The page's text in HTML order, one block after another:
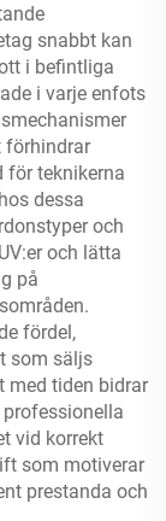
snabbt kan
i befintliga
i varje enfots
förhindrar
för teknikerna
dessa
och
och lätta
på
fördel,
som säljs
med tiden bidrar
vid korrekt
som motiverar
prestanda och